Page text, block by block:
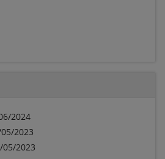
2024
2023
2023